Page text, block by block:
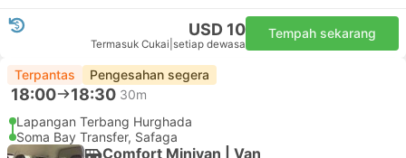
USD 10
Termasuk Cukai setiap dewasa
Tempah sekarang
Terpantas Pengesahan segera
18:00 18:30 30m
Lapangan Terbang Hurghada
Soma Bay Transfer, Safaga
Comfort Minivan | Van